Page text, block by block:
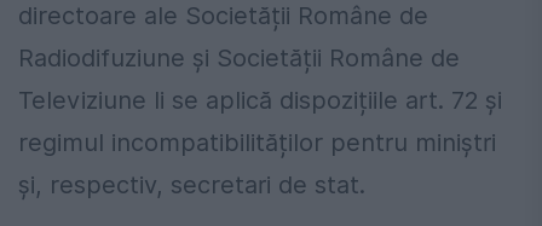
directoare ale Societății Române de
Radiodifuziune și Societății Române de
Televiziune li se aplică dispozițiile art. 72 și
regimul incompatibilităților pentru miniștri
și, respectiv, secretari de stat.